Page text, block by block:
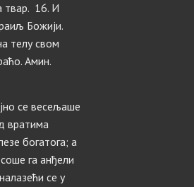
твар. 16. И
Божији.
телу свом
Амин.
се весељаше
вратима
богатога; а
га анђели
се у